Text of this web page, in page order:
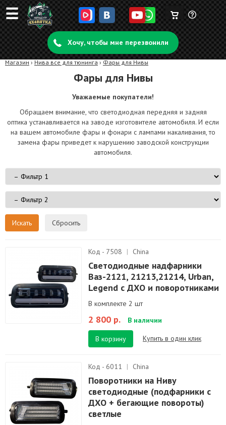
☰ Задать
вопрос
Корзина
пуста
Хочу, чтобы мне перезвонили
Магазин › Нива все для тюнинга › Фары для Нивы
Фары для Нивы
Уважаемые покупатели!
Обращаем внимание, что светодиодная передняя и задняя
оптика устанавливается на заводе изготовителе автомобиля. И если
на вашем автомобиле фары и фонари с лампами накаливания, то
замена фары приведет к нарушению заводской конструкции
автомобиля.
Сбросить
Код - 7508 | China
Светодиодные надфарники
Ваз-2121, 21213,21214, Urban,
Legend с ДХО и поворотниками
В комплекте 2 шт
2 800 р. В наличии
В корзину Купить в один клик
Код - 6011 | China
Поворотники на Ниву
светодиодные (подфарники с
ДХО + бегающие повороты)
светлые